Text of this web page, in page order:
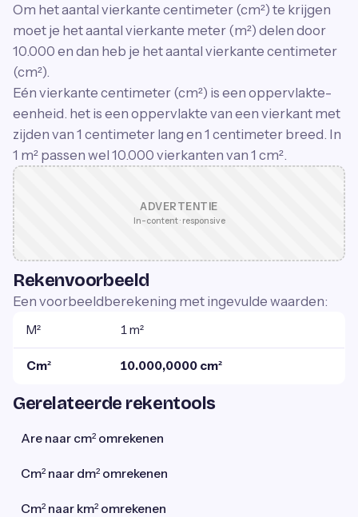
Om het aantal vierkante centimeter (cm²) te krijgen
moet je het aantal vierkante meter (m²) delen door
10.000 en dan heb je het aantal vierkante centimeter
(cm²).
Eén vierkante centimeter (cm²) is een oppervlakte-
eenheid. het is een oppervlakte van een vierkant met
zijden van 1 centimeter lang en 1 centimeter breed. In
1 m² passen wel 10.000 vierkanten van 1 cm².
ADVERTENTIE
In-content · responsive
Rekenvoorbeeld
Een voorbeeldberekening met ingevulde waarden:
M² 1 m²
Cm² 10.000,0000 cm²
Gerelateerde rekentools
Are naar cm² omrekenen
Cm² naar dm² omrekenen
Cm² naar km² omrekenen